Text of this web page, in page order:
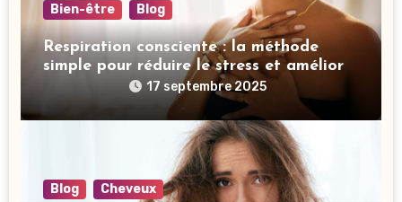
Bien-être Blog
Respiration consciente : la méthode
simple pour réduire le stress et améliorer
votre sommeil17 septembre 2025
Blog Cheveux